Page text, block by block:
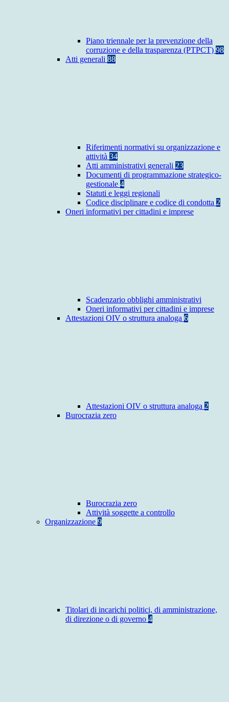
Piano triennale per la prevenzione della
corruzione e della trasparenza (PTPCT) 98
Atti generali 88
Riferimenti normativi su organizzazione e
attività 34
Atti amministrativi generali 23
Documenti di programmazione strategico-
gestionale 4
Statuti e leggi regionali
Codice disciplinare e codice di condotta 2
Oneri informativi per cittadini e imprese
Scadenzario obblighi amministrativi
Oneri informativi per cittadini e imprese
Attestazioni OIV o struttura analoga 6
Attestazioni OIV o struttura analoga 2
Burocrazia zero
Burocrazia zero
Attività soggette a controllo
Organizzazione 9
Titolari di incarichi politici, di amministrazione,
di direzione o di governo 4